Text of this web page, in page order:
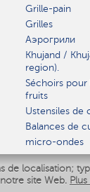
localisation;
site Web.
Grille-pain
Grilles
Аэрогрили
Khujand /
region).
Séchoirs
fruits
Ustensiles de
Balances de
micro-ondes
VAISSELLE